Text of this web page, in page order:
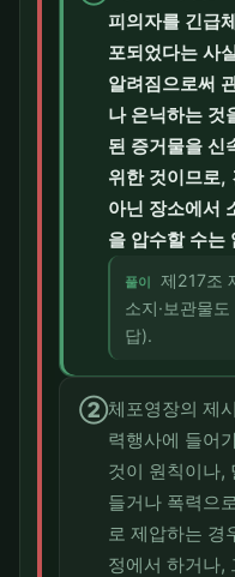
피의자를 긴급
포되었다는 사
알려짐으로써
나 은닉하는 것
된 증거물을 신
위한 것이므로,
아닌 장소에서
을 압수할 수는
풀이
제217조
소지·보관물
답).
②체포영장의 제
력행사에 들어
것이 원칙이나,
들거나 폭력으
로 제압하는 경
정에서 하거나,